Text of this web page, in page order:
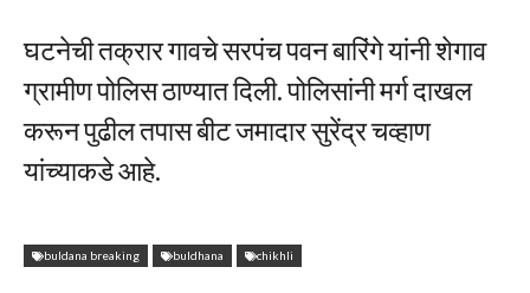
घटनेची तक्रार गावचे सरपंच पवन बारिंगे यांनी शेगाव
ग्रामीण पोलिस ठाण्यात दिली. पोलिसांनी मर्ग दाखल
करून पुढील तपास बीट जमादार सुरेंद्र चव्हाण
यांच्याकडे आहे.
buldana breaking buldhana chikhli